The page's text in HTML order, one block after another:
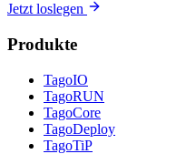
Jetzt loslegen
Produkte
TagoIO
TagoRUN
TagoCore
TagoDeploy
TagoTiP